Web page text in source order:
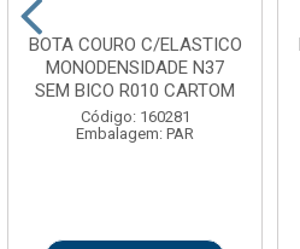
BOTA COURO C/ELASTICO
MONODENSIDADE N37
SEM BICO R010 CARTOM
Código: 160281
Embalagem: PAR